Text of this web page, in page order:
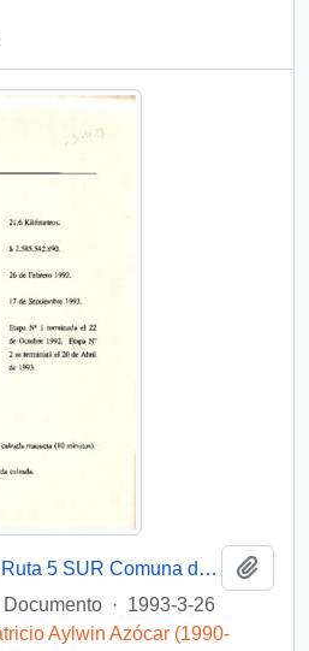
Visita Obras doble Vía Ruta 5 SUR Comuna de Río Claro, VII Región Marzo 26, 1993. 17:00 hrs. - 17:30 hrs.
Documento · 1993-3-26
Aylwin Azócar (1990-